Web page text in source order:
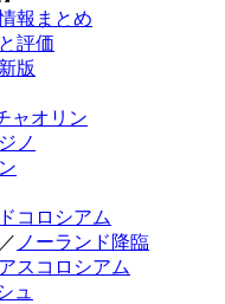
報まとめ
評価
版
ャオリン
ジノ
コロシアム
／ ノーランド降臨
スコロシアム
ュ